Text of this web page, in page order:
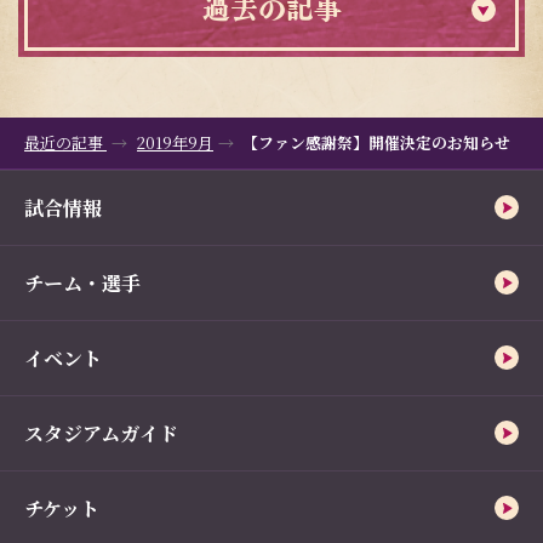
過去の記事
最近の記事 2019年9月 【ファン感謝祭】開催決定のお知らせ
試合情報
チーム・選手
イベント
スタジアムガイド
チケット